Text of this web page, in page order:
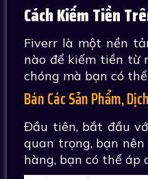
Cách Kiếm Tiền
Fiverr là một nền
nào để kiếm tiền từ
chóng mà bạn có
Bán Các Sản Phẩm,
Đầu tiên, bắt đầu
quan trọng, bạn
hàng, bạn có thể áp